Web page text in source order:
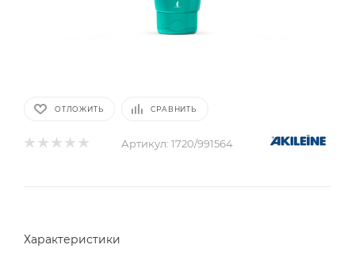
ОТЛОЖИТЬ СРАВНИТЬ
Артикул: 1720/991564
Характеристики